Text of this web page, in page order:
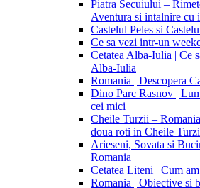
Piatra Secuiului –
Aventura si intalnire cu
Castelul Peles si
Ce sa vezi intr-un
Cetatea Alba-Iulia | Ce
Alba-Iulia
Romania | Descopera
Dino Parc Rasnov |
cei mici
Cheile Turzii –
doua roti in Cheile
Arieseni, Sovata si
Romania
Cetatea Liteni | Cum
Romania | Obiective si